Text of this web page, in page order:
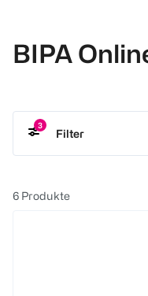
BIPA
3
Filter
6 Produkte